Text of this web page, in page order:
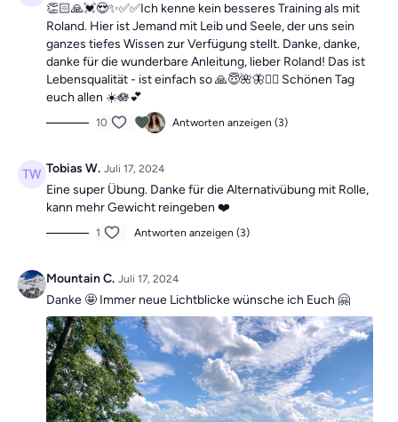
👏🏻🙏💓😍✨✅✅Ich kenne kein besseres Training als mit
Roland. Hier ist Jemand mit Leib und Seele, der uns sein
ganzes tiefes Wissen zur Verfügung stellt. Danke, danke,
danke für die wunderbare Anleitung, lieber Roland! Das ist
Lebensqualität - ist einfach so 🙏😇🌺🦋🧚‍♀️ Schönen Tag
euch allen ☀️🪷💕
10 Antworten anzeigen (3)
Tobias W. Juli 17, 2024
Eine super Übung. Danke für die Alternativübung mit Rolle,
kann mehr Gewicht reingeben ❤️
1 Antworten anzeigen (3)
Mountain C. Juli 17, 2024
Danke 🤩 Immer neue Lichtblicke wünsche ich Euch 🤗